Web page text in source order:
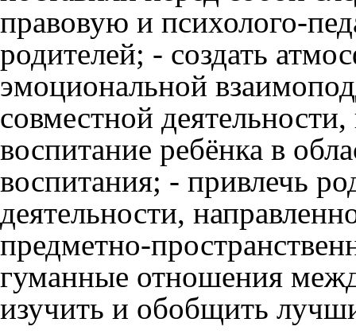
правовую и психолого-
родителей; - создать
эмоциональной
совместной
воспитание ребёнка в
воспитания; - привлечь
деятельности,
предметно-
гуманные отношения
изучить и обобщить